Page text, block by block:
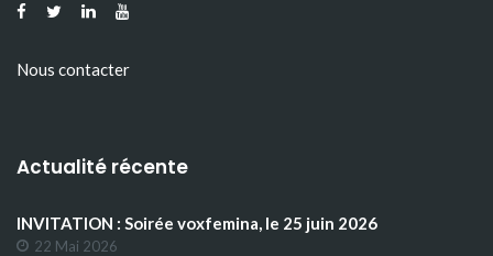
Nous contacter
Actualité récente
INVITATION : Soirée voxfemina, le 25 juin 2026
22 Mai 2026